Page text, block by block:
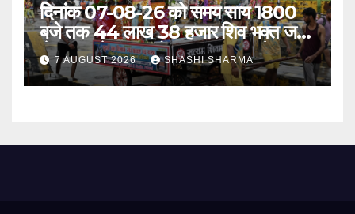
दिनांक 07-08-26 को समय साय 1800
बजे तक 44 लाख 38 हजार शिव भक्त जल
लेकर अपने गंतव्य को प्रस्थान कर चुके
7 AUGUST 2026 SHASHI SHARMA